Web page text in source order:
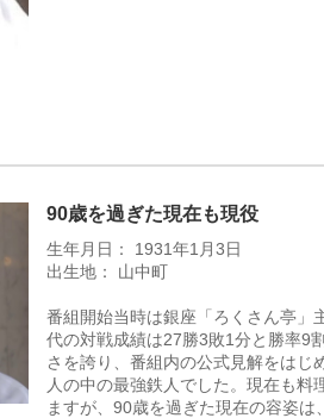
90歳を過ぎた現在も現役
生年月日： 1931年1月3日
出生地： 山中町
番組開始当時は銀座「ろくさん亭」
代の対戦成績は27勝3敗1分と勝率9
さを誇り、番組内の公式見解をはじ
人の中の最強鉄人でした。現在も料
ますが、90歳を過ぎた現在の容姿は